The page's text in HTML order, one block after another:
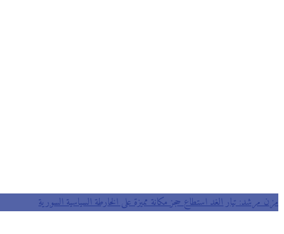
مزن مرشد: تيار الغد استطاع حجز مكانة مميزة على الخارطة السياسية السورية